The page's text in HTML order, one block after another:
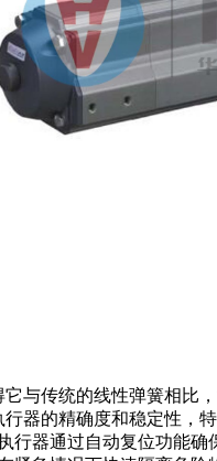
与传统的线性弹簧相比
器的精确度和稳定性，
器通过自动复位功能确